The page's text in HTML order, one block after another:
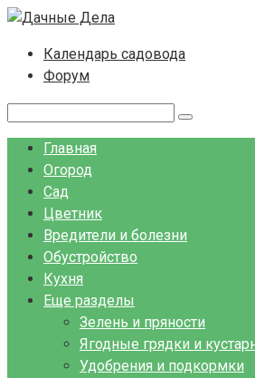
Перейти
контентуКалендарь садовода
Форум
Главная
Огород
Сад
Цветник
Вредители и болезни
Обустройство
Кухня
Еще разделы
Зелень и пряности
Ягодные грядки и
Удобрения и подкормки